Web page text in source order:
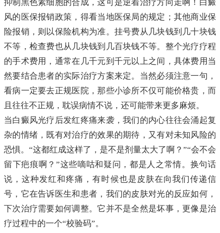
抑制黑色素细胞的合成，这可是逆着治疗方向走啊！白癜
风的医保报销政策，得看当地医保局的规定；其他商业保
险报销，则以保险机构为准。挂号费从几块钱到几十块钱
不等，检查费也从几块钱到几百块钱不等。整个光疗疗程
的手术费用，通常在几千元到千元以上之间，具体费用当
然要结合患者的实际治疗方案来定。当然必须注意一句，
看病一定要去正规医院，那些小诊所不仅可能价格贵，而
且往往不正规，耽误病情不说，还可能带来更多麻烦。
当白癜风光疗后发红疼痛来袭，我们的内心往往会涌起复
杂的情绪，既有对治疗的效果的期待，又有对未知风险的
恐惧。“这都红成这样了，是不是剂量太大了啊？”“会不会
留下疤痕啊？”这些嘀咕和疑问，都是人之常情。换句话
说，这种发红和疼痛，有时候也是皮肤在向我们传递信
号，它在告诉医生和患者，我们的皮肤对光的反应如何，
下次治疗需要如何调整。它并不是全然是坏事，更像是治
疗过程中的一个“校验码”。